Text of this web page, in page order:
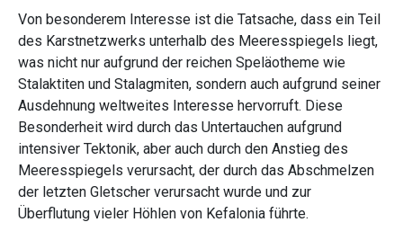
Von besonderem Interesse ist die Tatsache, dass ein Teil
des Karstnetzwerks unterhalb des Meeresspiegels liegt,
was nicht nur aufgrund der reichen Speläotheme wie
Stalaktiten und Stalagmiten, sondern auch aufgrund seiner
Ausdehnung weltweites Interesse hervorruft. Diese
Besonderheit wird durch das Untertauchen aufgrund
intensiver Tektonik, aber auch durch den Anstieg des
Meeresspiegels verursacht, der durch das Abschmelzen
der letzten Gletscher verursacht wurde und zur
Überflutung vieler Höhlen von Kefalonia führte.